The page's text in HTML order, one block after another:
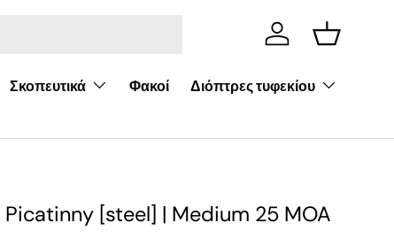
ΣύνδεσηΚαλάθι
Σκοπευτικά Φακοί Διόπτρες τυφεκίου
[steel] | Medium 25 MOA